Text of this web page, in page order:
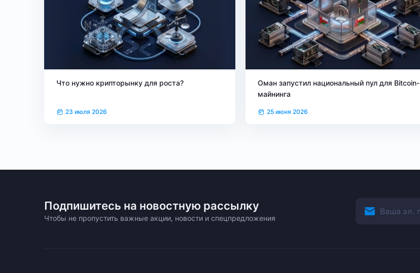
Что нужно крипторынку для роста?
23 июля 2026
Оман запустил национальный пул для Bitcoin-
майнинга
25 июня 2026
Подпишитесь на новостную рассылку
Чтобы не пропустить важные акции, новости и спецпредложения